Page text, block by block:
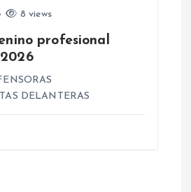
8 views
profesional
DELANTERAS